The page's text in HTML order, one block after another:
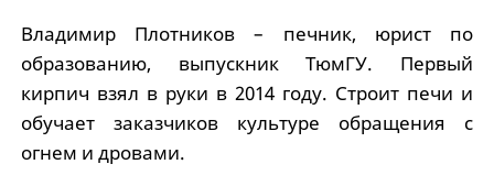
Владимир Плотников – печник, юрист по
образованию, выпускник ТюмГУ. Первый
кирпич взял в руки в 2014 году. Строит печи и
обучает заказчиков культуре обращения с
огнем и дровами.